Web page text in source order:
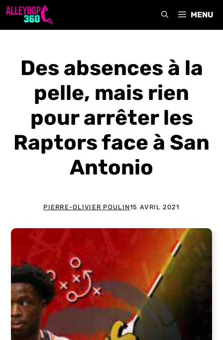
Aller
MENU
Des absences à la
pelle, mais rien
pour arrêter les
Raptors face à San
Antonio
PIERRE-OLIVIER POULIN15 AVRIL 2021